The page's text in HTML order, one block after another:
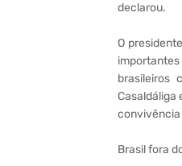
declarou.
O
brasileiros
Casaldáliga
convivência
Brasil fora